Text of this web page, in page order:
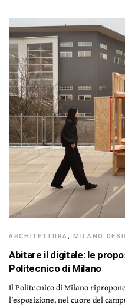
ARCHITETTURA,MILANO
Abitare il digitale: le
Politecnico di Milano
Il Politecnico di Milano
l’esposizione, nel cuore del